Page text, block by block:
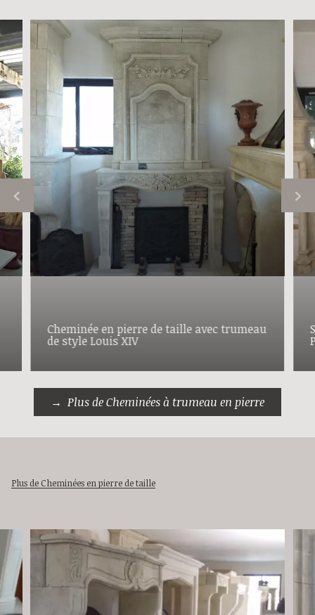
Cheminée en pierre de taille avec trumeau
de style Louis XIV
Plus de Cheminées à trumeau en pierre
Plus de Cheminées en pierre de taille